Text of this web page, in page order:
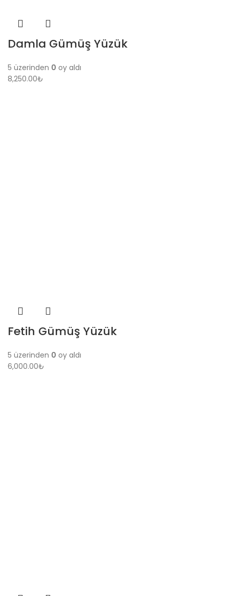
Damla Gümüş Yüzük
5 üzerinden 0 oy aldı
8,250.00₺
Fetih Gümüş Yüzük
5 üzerinden 0 oy aldı
6,000.00₺